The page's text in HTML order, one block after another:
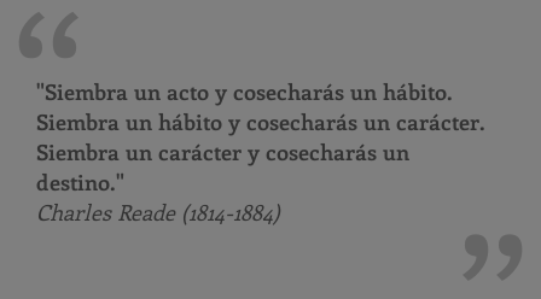
"Siembra un acto y cosecharás un hábito.
Siembra un hábito y cosecharás un carácter.
Siembra un carácter y cosecharás un
destino."
Charles Reade (1814-1884)